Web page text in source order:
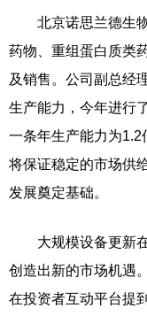
北京诺思兰德生物
药物、重组蛋白质类
及销售。公司副总经
生产能力，今年进行
一条年生产能力为
将保证稳定的市场供
发展奠定基础。
大规模设备更新在
创造出新的市场机遇
在投资者互动平台提